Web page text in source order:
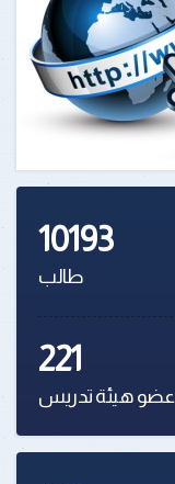
10193
طالب
221
عضو هيئة تدريس